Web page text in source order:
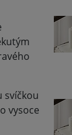
svíčkou
vysoce